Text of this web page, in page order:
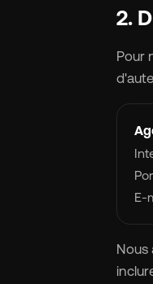
2.
Pour
E-